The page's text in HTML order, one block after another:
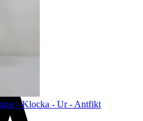
- Klocka - Ur - Antfikt